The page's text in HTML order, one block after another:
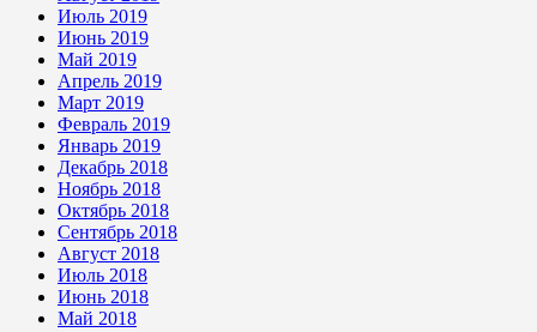
Июль 2019
Июнь 2019
Май 2019
Апрель 2019
Март 2019
Февраль 2019
Январь 2019
Декабрь 2018
Ноябрь 2018
Октябрь 2018
Сентябрь 2018
Август 2018
Июль 2018
Июнь 2018
Май 2018